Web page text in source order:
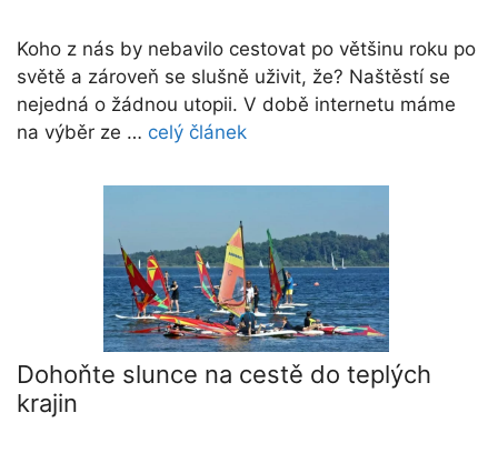
Koho z nás by nebavilo cestovat po většinu roku po
světě a zároveň se slušně uživit, že? Naštěstí se
nejedná o žádnou utopii. V době internetu máme
na výběr ze … celý článek
Dohoňte slunce na cestě do teplých
krajin